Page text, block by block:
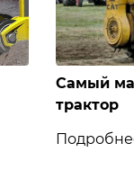
Самый
трактор